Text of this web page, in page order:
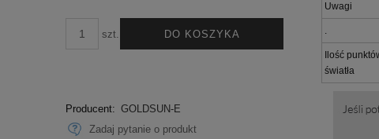
szt. DO KOSZYKA
Producent: GOLDSUN-E
Zadaj pytanie o produkt
Uwagi
.
Ilość
światła